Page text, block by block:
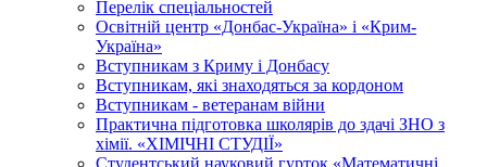
Перелік спеціальностей
Освітній центр «Донбас-Україна» і «Крим-
Україна»
Вступникам з Криму і Донбасу
Вступникам, які знаходяться за кордоном
Вступникам - ветеранам війни
Практична підготовка школярів до здачі ЗНО з
хімії. «ХІМІЧНІ СТУДІЇ»
Студентський науковий гурток «Математичні